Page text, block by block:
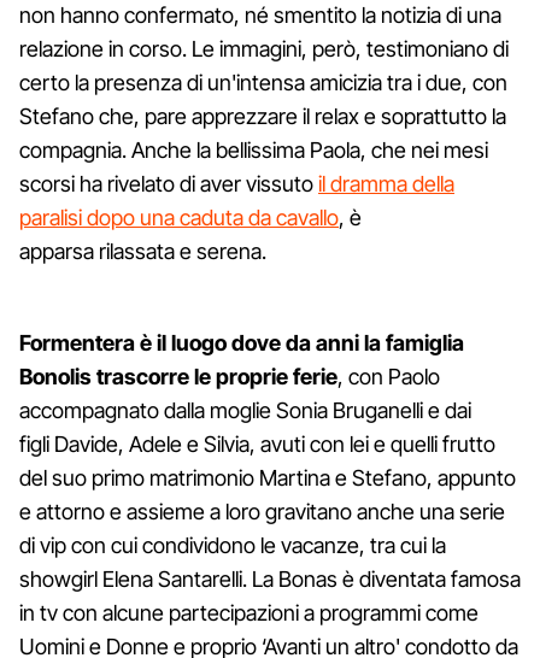
non hanno confermato, né smentito la notizia di una
relazione in corso. Le immagini, però, testimoniano di
certo la presenza di un'intensa amicizia tra i due, con
Stefano che, pare apprezzare il relax e soprattutto la
compagnia. Anche la bellissima Paola, che nei mesi
scorsi ha rivelato di aver vissutoil dramma della
paralisi dopo una caduta da cavallo, è
apparsa rilassata e serena.
Formentera è il luogo dove da anni la famiglia
Bonolis trascorre le proprie ferie, con Paolo
accompagnato dalla moglie Sonia Bruganelli e dai
figli Davide, Adele e Silvia, avuti con lei e quelli frutto
del suo primo matrimonio Martina e Stefano, appunto
e attorno e assieme a loro gravitano anche una serie
di vip con cui condividono le vacanze, tra cui la
showgirl Elena Santarelli. La Bonas è diventata famosa
in tv con alcune partecipazioni a programmi come
Uomini e Donne e proprio ‘Avanti un altro' condotto da